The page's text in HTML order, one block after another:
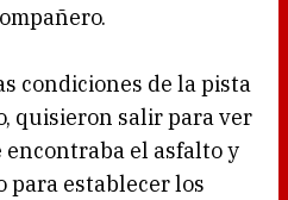
condiciones de la pista
quisieron salir para ver
encontraba el asfalto y
para establecer los